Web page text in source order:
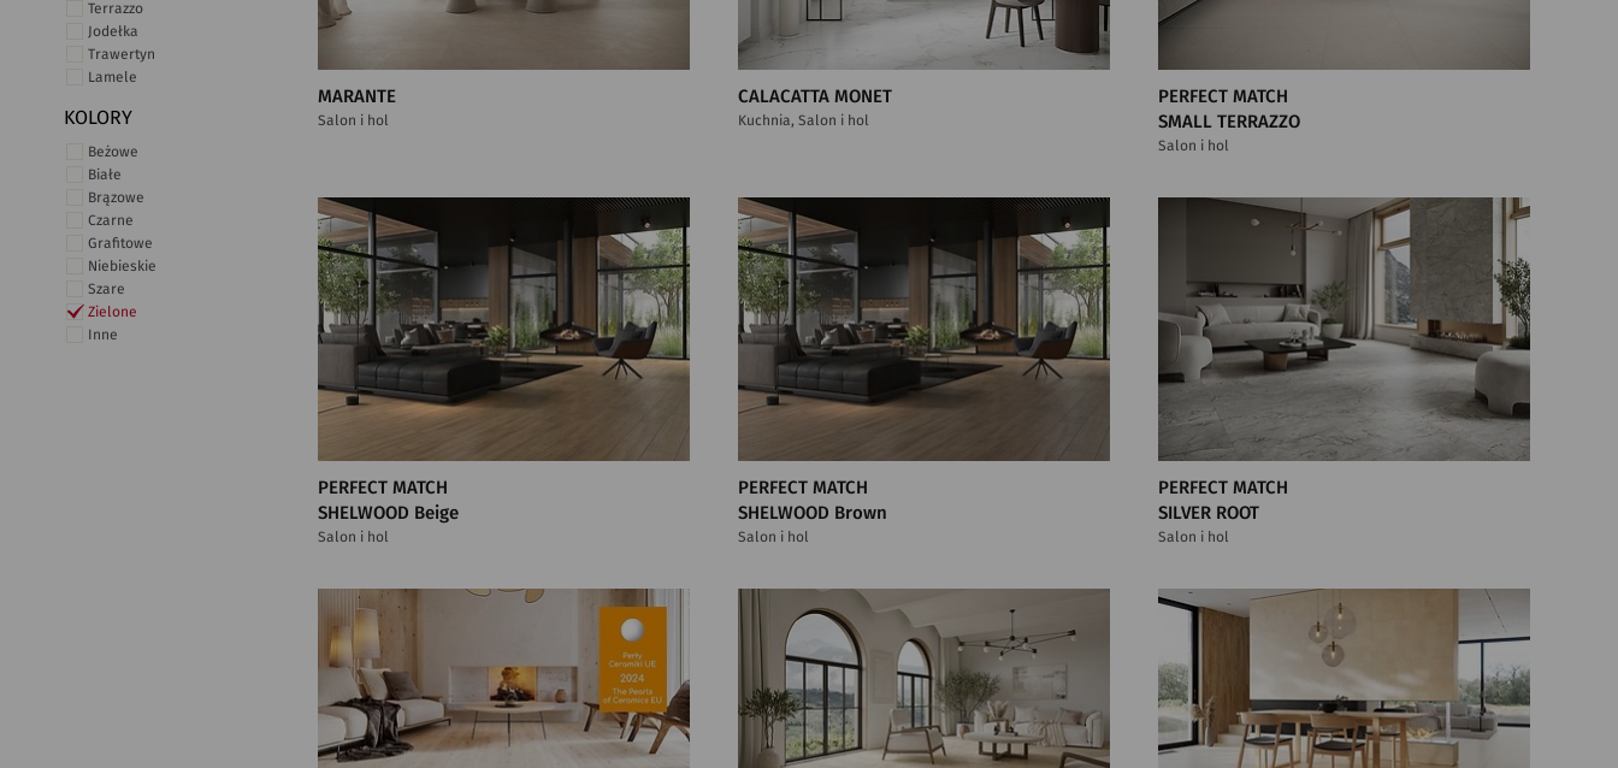
Terrazzo
Jodełka
Trawertyn
Lamele
KOLORY
Beżowe
Białe
Brązowe
Czarne
Grafitowe
Niebieskie
Szare
Zielone
Inne
MARANTE
Salon i hol
CALACATTA MONET
Kuchnia, Salon i hol
PERFECT MATCH
SMALL TERRAZZO
Salon i hol
PERFECT MATCH
SHELWOOD Beige
Salon i hol
PERFECT MATCH
SHELWOOD Brown
Salon i hol
PERFECT MATCH
SILVER ROOT
Salon i hol